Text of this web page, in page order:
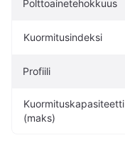
Polttoainetehokkuus
Kuormitusindeksi
Profiili
Kuormituskapasiteetti
(maks)